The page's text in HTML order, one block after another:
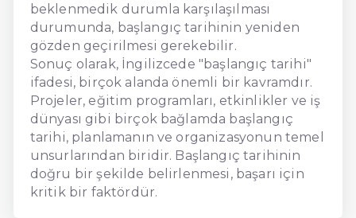
beklenmedik durumla karşılaşılması
durumunda, başlangıç tarihinin yeniden
gözden geçirilmesi gerekebilir.
Sonuç olarak, İngilizcede "başlangıç tarihi"
ifadesi, birçok alanda önemli bir kavramdır.
Projeler, eğitim programları, etkinlikler ve iş
dünyası gibi birçok bağlamda başlangıç
tarihi, planlamanın ve organizasyonun temel
unsurlarından biridir. Başlangıç tarihinin
doğru bir şekilde belirlenmesi, başarı için
kritik bir faktördür.